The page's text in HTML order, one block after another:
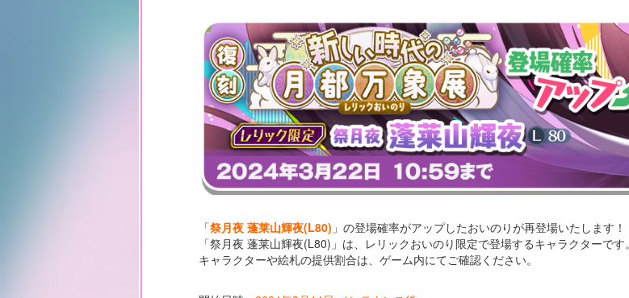
「祭月夜 蓬莱山輝夜(L80) 」の登場確率がアップしたおいのりが再登場いたします！
「祭月夜 蓬莱山輝夜(L80)」は、レリックおいのり限定で登場するキャラクターです。
キャラクターや絵札の提供割合は、ゲーム内にてご確認ください。